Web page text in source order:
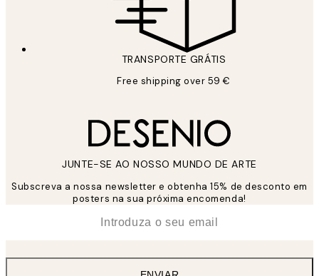
TRANSPORTE GRÁTIS
Free shipping over 59 €
JUNTE-SE AO NOSSO MUNDO DE ARTE
Subscreva a nossa newsletter e obtenha 15% de desconto em
posters na sua próxima encomenda!